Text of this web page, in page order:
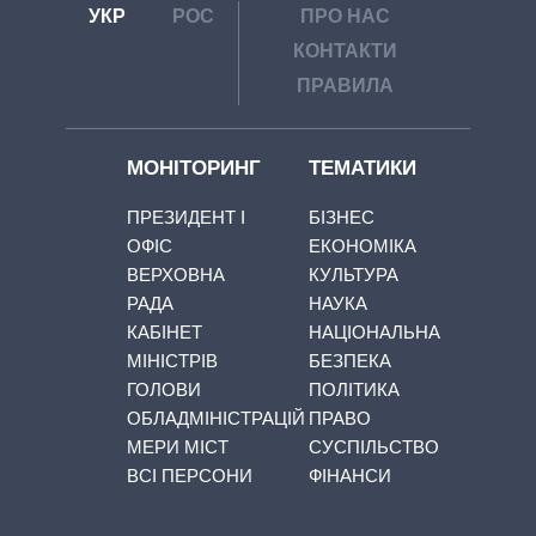
УКР РОС
ПРО НАС
КОНТАКТИ
ПРАВИЛА
МОНІТОРИНГ
ПРЕЗИДЕНТ І
ОФІС
ВЕРХОВНА
РАДА
КАБІНЕТ
МІНІСТРІВ
ГОЛОВИ
ОБЛАДМІНІСТРАЦІЙ
МЕРИ МІСТ
ВСІ ПЕРСОНИ
ТЕМАТИКИ
БІЗНЕС
ЕКОНОМІКА
КУЛЬТУРА
НАУКА
НАЦІОНАЛЬНА
БЕЗПЕКА
ПОЛІТИКА
ПРАВО
СУСПІЛЬСТВО
ФІНАНСИ